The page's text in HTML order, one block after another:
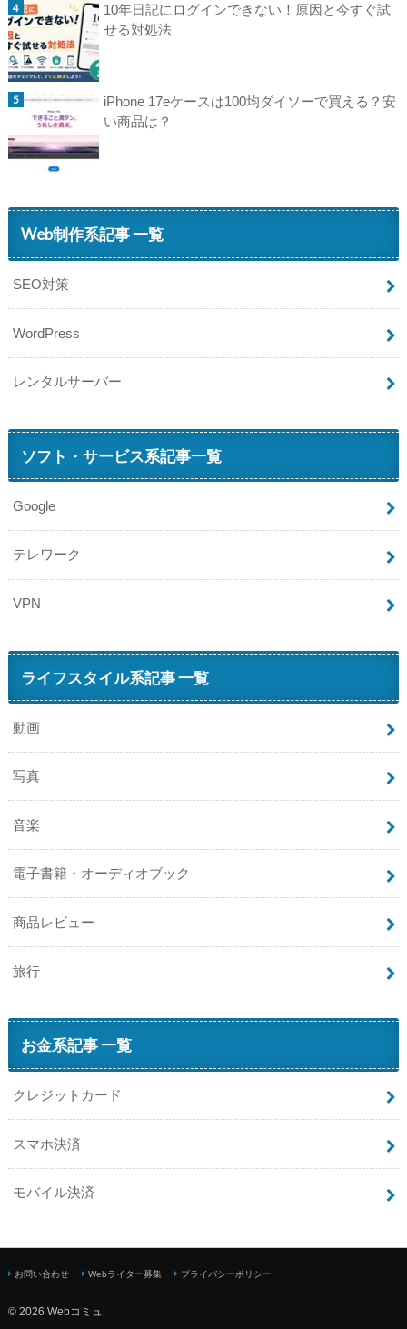
10年日記にログインできない！原因と今すぐ試
せる対処法
iPhone 17eケースは100均ダイソーで買える？安
い商品は？
Web制作系記事 一覧
SEO対策
WordPress
レンタルサーバー
ソフト・サービス系記事一覧
Google
テレワーク
VPN
ライフスタイル系記事 一覧
動画
写真
音楽
電子書籍・オーディオブック
商品レビュー
旅行
お金系記事 一覧
クレジットカード
スマホ決済
モバイル決済
お問い合わせ Webライター募集 プライバシーポリシー
© 2026 Webコミュ